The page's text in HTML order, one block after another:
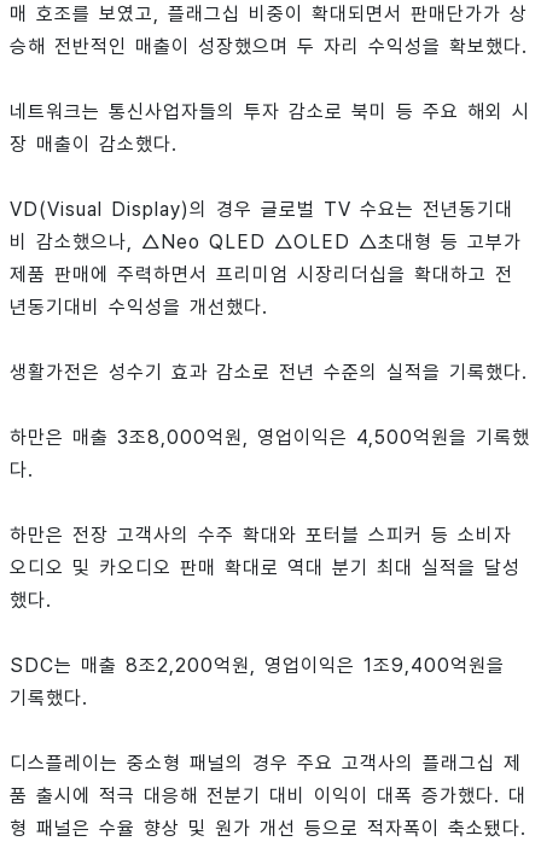
매 호조를 보였고, 플래그십 비중이 확대되면서 판매단가가 상
승해 전반적인 매출이 성장했으며 두 자리 수익성을 확보했다.
네트워크는 통신사업자들의 투자 감소로 북미 등 주요 해외 시
장 매출이 감소했다.
VD(Visual Display)의 경우 글로벌 TV 수요는 전년동기대
비 감소했으나, △Neo QLED △OLED △초대형 등 고부가
제품 판매에 주력하면서 프리미엄 시장리더십을 확대하고 전
년동기대비 수익성을 개선했다.
생활가전은 성수기 효과 감소로 전년 수준의 실적을 기록했다.
하만은 매출 3조8,000억원, 영업이익은 4,500억원을 기록했
다.
하만은 전장 고객사의 수주 확대와 포터블 스피커 등 소비자
오디오 및 카오디오 판매 확대로 역대 분기 최대 실적을 달성
했다.
SDC는 매출 8조2,200억원, 영업이익은 1조9,400억원을
기록했다.
디스플레이는 중소형 패널의 경우 주요 고객사의 플래그십 제
품 출시에 적극 대응해 전분기 대비 이익이 대폭 증가했다. 대
형 패널은 수율 향상 및 원가 개선 등으로 적자폭이 축소됐다.